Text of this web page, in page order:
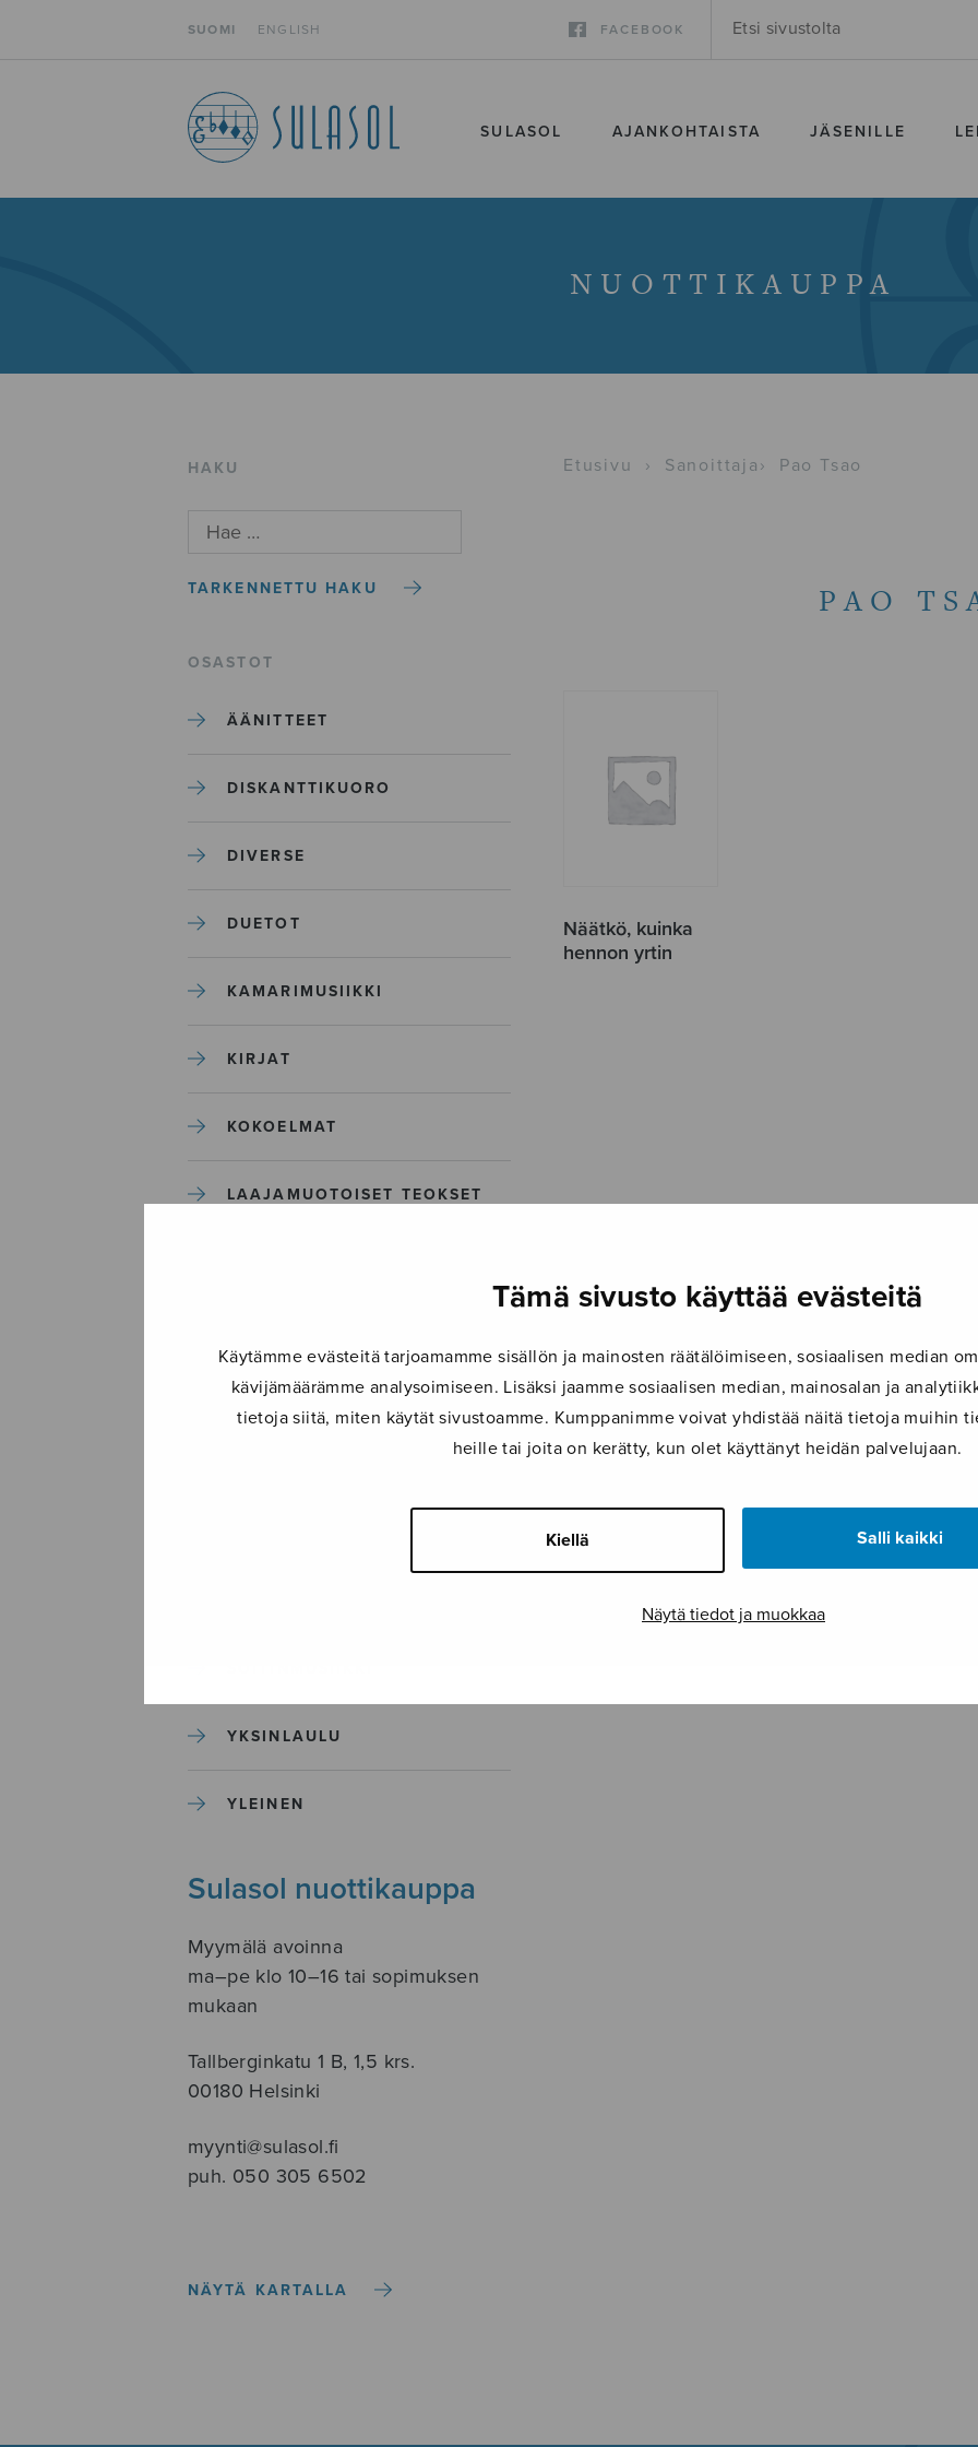
Tämä sivusto käyttää evästeitä
Käytämme evästeitä tarjoamamme sisällön ja mainosten räätälöimiseen, sosiaalisen median
kävijämäärämme analysoimiseen. Lisäksi jaamme sosiaalisen median, mainosalan ja
tietoja siitä, miten käytät sivustoamme. Kumppanimme voivat yhdistää näitä tietoja muihin
heille tai joita on kerätty, kun olet käyttänyt heidän palvelujaan.
Kiellä Salli kaikki
Näytä tiedot ja muokkaa
SUOMI ENGLISH FACEBOOK
SULASOL AJANKOHTAISTA JÄSENILLE
NUOTTIKAUPPA
HAKU
TARKENNETTU HAKU
OSASTOT
ÄÄNITTEET
DISKANTTIKUORO
DIVERSE
DUETOT
KAMARIMUSIIKKI
KIRJAT
KOKOELMAT
LAAJAMUOTOISET TEOKSET
MUUT
YKSINLAULU
YLEINEN
Sulasol nuottikauppa
Myymälä avoinna
ma–pe klo 10–16 tai sopimuksen
mukaan
Tallberginkatu 1 B, 1,5 krs.
00180 Helsinki
myynti@sulasol.fi
puh. 050 305 6502
NÄYTÄ KARTALLA
Etusivu › Sanoittaja › Pao Tsao
PAO
Näätkö, kuinka
hennon yrtin